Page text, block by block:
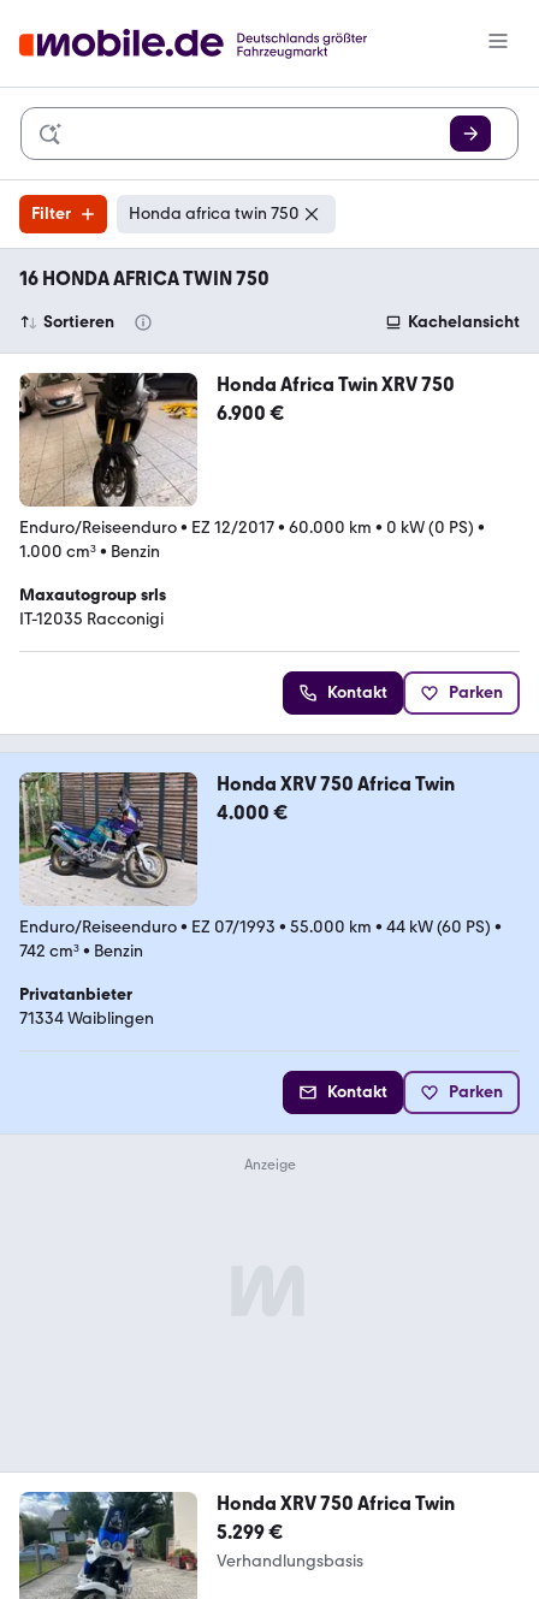
Filter Honda africa twin 750
16 HONDA AFRICA TWIN 750
Sortieren Kachelansicht
Honda Africa Twin XRV 750
6.900 €
Enduro/Reiseenduro• EZ 12/2017• 60.000 km • 0 kW (0 PS) •
1.000 cm³• Benzin
Maxautogroup srls
IT-12035 Racconigi
Kontakt Parken
Honda XRV 750 Africa Twin
4.000 €
Enduro/Reiseenduro• EZ 07/1993 • 55.000 km • 44 kW (60 PS) •
742 cm³• Benzin
Privatanbieter
71334 Waiblingen
Kontakt Parken
Honda XRV 750 Africa Twin
5.299 €
Verhandlungsbasis